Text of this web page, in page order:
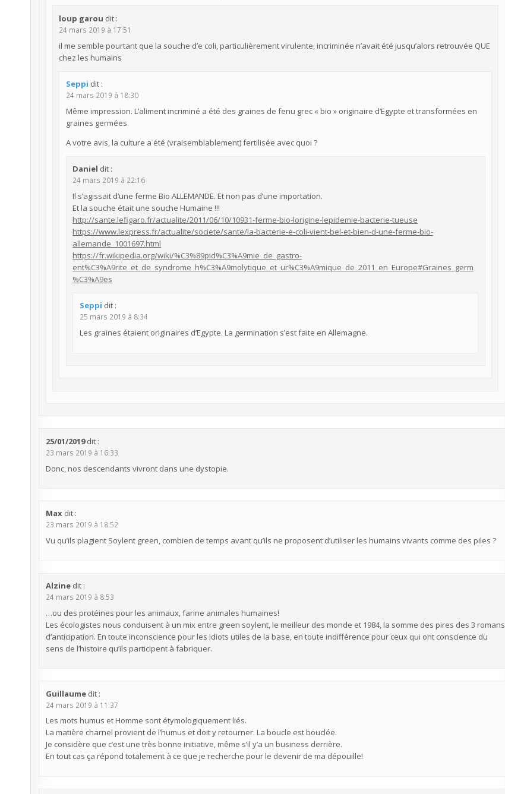
loup garou dit :
24 mars 2019 à 17:51
il me semble pourtant que la souche d’e coli, particulièrement virulente, incriminée n’avait été jusqu’alors retrouvée QUE
chez les humains
Seppi dit :
24 mars 2019 à 18:30
Même impression. L’aliment incriminé a été des graines de fenu grec « bio » originaire d’Egypte et transformées en
graines germées.
A votre avis, la culture a été (vraisemblablement) fertilisée avec quoi ?
Daniel dit :
24 mars 2019 à 22:16
Il s’agissait d’une ferme Bio ALLEMANDE. Et non pas d’une importation.
Et la souche était une souche Humaine !!!
http://sante.lefigaro.fr/actualite/2011/06/10/10931-ferme-bio-lorigine-lepidemie-bacterie-tueuse
https://www.lexpress.fr/actualite/societe/sante/la-bacterie-e-coli-vient-bel-et-bien-d-une-ferme-bio-
allemande_1001697.html
https://fr.wikipedia.org/wiki/%C3%89pid%C3%A9mie_de_gastro-
ent%C3%A9rite_et_de_syndrome_h%C3%A9molytique_et_ur%C3%A9mique_de_2011_en_Europe#Graines_germ
%C3%A9es
Seppi dit :
25 mars 2019 à 8:34
Les graines étaient originaires d’Egypte. La germination s’est faite en Allemagne.
25/01/2019 dit :
23 mars 2019 à 16:33
Donc, nos descendants vivront dans une dystopie.
Max dit :
23 mars 2019 à 18:52
Vu qu’ils plagient Soylent green, combien de temps avant qu’ils ne proposent d’utiliser les humains vivants comme des piles ?
Alzine dit :
24 mars 2019 à 8:53
…ou des protéines pour les animaux, farine animales humaines!
Les écologistes nous conduisent à un mix entre green soylent, le meilleur des monde et 1984, la somme des pires des 3 romans
d’anticipation. En toute inconscience pour les idiots utiles de la base, en toute indifférence pour ceux qui ont conscience du
sens de l’histoire qu’ils participent à fabriquer.
Guillaume dit :
24 mars 2019 à 11:37
Les mots humus et Homme sont étymologiquement liés.
La matière charnel provient de l’humus et doit y retourner. La boucle est bouclée.
Je considère que c’est une très bonne initiative, même s’il y’a un business derrière.
En tout cas ça répond totalement à ce que je recherche pour le devenir de ma dépouille!